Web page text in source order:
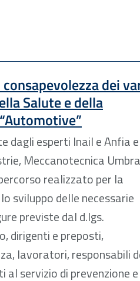
dei
Salute e della
dagli esperti Inail e Anfia e
Meccanotecnica
realizzato per la
sviluppo delle necessarie
previste dal d.lgs.
dirigenti e preposti,
lavoratori, responsabili
al servizio di prevenzione e